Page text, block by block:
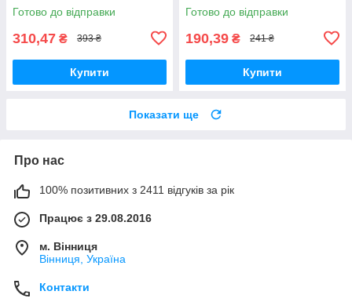
Готово до відправки
310,47 ₴ 393 ₴
Купити
Готово до відправки
190,39 ₴ 241 ₴
Купити
Показати ще
Про нас
100% позитивних з 2411 відгуків за рік
Працює з 29.08.2016
м. Вінниця
Вінниця, Україна
Контакти